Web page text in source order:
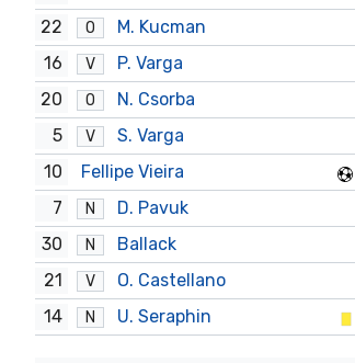
22
O
M. Kucman
16
V
P. Varga
20
O N. Csorba
5 V S. Varga
10 Fellipe Vieira
7 N D. Pavuk
30 N Ballack
21 V
O. Castellano
14
N U. Seraphin